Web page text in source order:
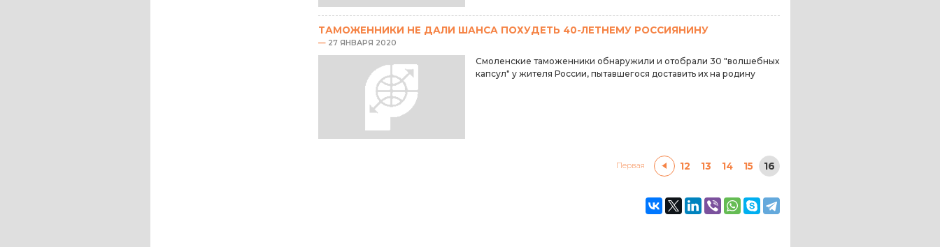
ТАМОЖЕННИКИ НЕ ДАЛИ ШАНСА ПОХУДЕТЬ 40-ЛЕТНЕМУ РОССИЯНИНУ
—27 ЯНВАРЯ 2020
Смоленские таможенники обнаружили и отобрали 30 "волшебных
капсул" у жителя России, пытавшегося доставить их на родину
Первая 12 13 14 15 16